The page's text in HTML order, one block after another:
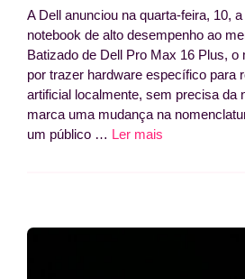
A Dell anunciou na quarta-feira, 10,
notebook de alto desempenho ao
Batizado de Dell Pro Max 16 Plus, o
por trazer hardware específico para
artificial localmente, sem precisa da
marca uma mudança na
um público … Ler mais